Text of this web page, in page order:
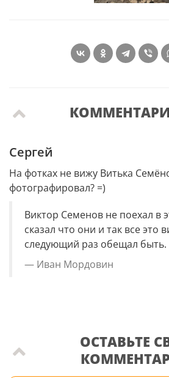
Сергей
На фотках не вижу Витька
фотографировал? =)
Виктор Семенов не поехал в
сказал что они и так все это
следующий раз обещал быть.
Иван Мордовин
ОСТАВЬТЕ